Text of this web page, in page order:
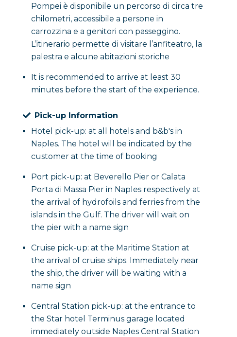
Pompei è disponibile un percorso di circa tre
chilometri, accessibile a persone in
carrozzina e a genitori con passeggino.
L’itinerario permette di visitare l’anfiteatro, la
palestra e alcune abitazioni storiche
It is recommended to arrive at least 30
minutes before the start of the experience.
Pick-up Information
Hotel pick-up: at all hotels and b&b's in
Naples. The hotel will be indicated by the
customer at the time of booking
Port pick-up: at Beverello Pier or Calata
Porta di Massa Pier in Naples respectively at
the arrival of hydrofoils and ferries from the
islands in the Gulf. The driver will wait on
the pier with a name sign
Cruise pick-up: at the Maritime Station at
the arrival of cruise ships. Immediately near
the ship, the driver will be waiting with a
name sign
Central Station pick-up: at the entrance to
the Star hotel Terminus garage located
immediately outside Naples Central Station